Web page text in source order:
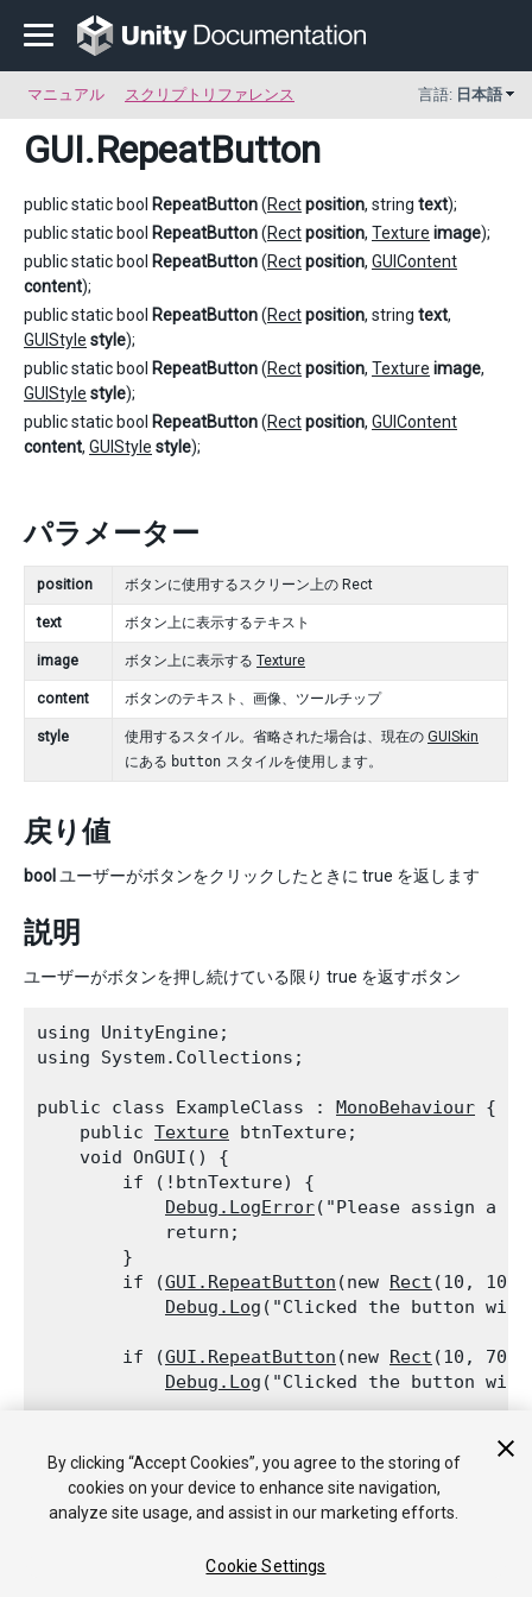
マニュアル スクリプトリファレンス 言語: 日本語
GUI.RepeatButton
public static bool RepeatButton(Rectposition, string text);
public static bool RepeatButton(Rectposition, Texture image);
public static bool RepeatButton(Rectposition, GUIContent
content);
public static bool RepeatButton(Rectposition, string text,
GUIStyle style);
public static bool RepeatButton(Rectposition, Texture image,
GUIStyle style);
public static bool RepeatButton(Rectposition, GUIContent
content, GUIStyle style);
パラメーター
position ボタンに使用するスクリーン上の Rect
text ボタン上に表示するテキスト
image ボタン上に表示する Texture
content ボタンのテキスト、画像、ツールチップ
style 使用するスタイル。省略された場合は、現在の GUISkin
にある button スタイルを使用します。
戻り値
bool ユーザーがボタンをクリックしたときに true を返します
説明
ユーザーがボタンを押し続けている限り true を返すボタン
using UnityEngine;
using System.Collections;
public class ExampleClass : MonoBehaviour {
    public
Texture btnTexture;
    void OnGUI() {
        if (!btnTexture) {
Debug.LogError("Please assign a
            return;
        }
        if (
GUI.RepeatButton (new Rect (10, 10,
Debug.Log ("Clicked the button
        if (
GUI.RepeatButton (new Rect (10, 70,
Debug.Log ("Clicked the button
Copyright © 2018 Unity Technologies. Publication 2017.3
By clicking “Accept Cookies”, you agree to the storing of
cookies on your device to enhance site navigation,
analyze site usage, and assist in our marketing efforts.
Cookie Settings